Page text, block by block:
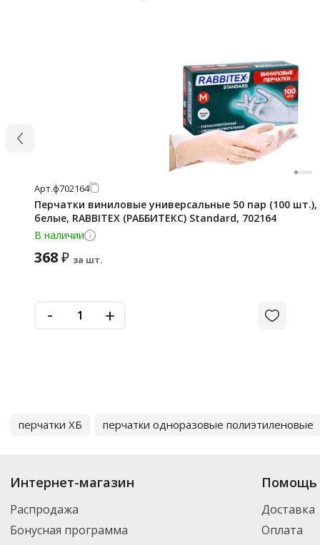
Арт.ф702164
Перчатки виниловые универсальные 50 пар (100
белые, RABBITEX (РАББИТЕКС) Standard, 702164
В наличии
368₽ за шт.
- +
перчатки ХБ перчатки одноразовые полиэтиленовые
Интернет-магазин
Распродажа
Бонусная программа
Помощь
Доставка
Оплата